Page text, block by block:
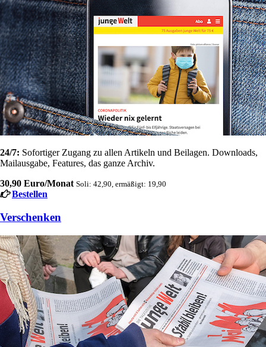
24/7: Sofortiger Zugang zu allen Artikeln und Beilagen. Downloads,
Mailausgabe, Features, das ganze Archiv.
30,90 Euro/Monat Soli: 42,90, ermäßigt: 19,90
Bestellen
Verschenken